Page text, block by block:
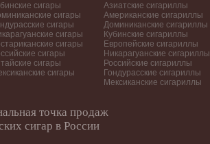
сигары
сигары
сигары
сигары
сигары
сигары
сигары
сигары
Азиатские сигариллы
Американские сигариллы
Доминиканские сигариллы
Кубинские сигариллы
Европейские сигариллы
Никарагуанские сигариллы
Российские сигариллы
Гондурасские сигариллы
Мексиканские сигариллы
точка продаж
сигар в России